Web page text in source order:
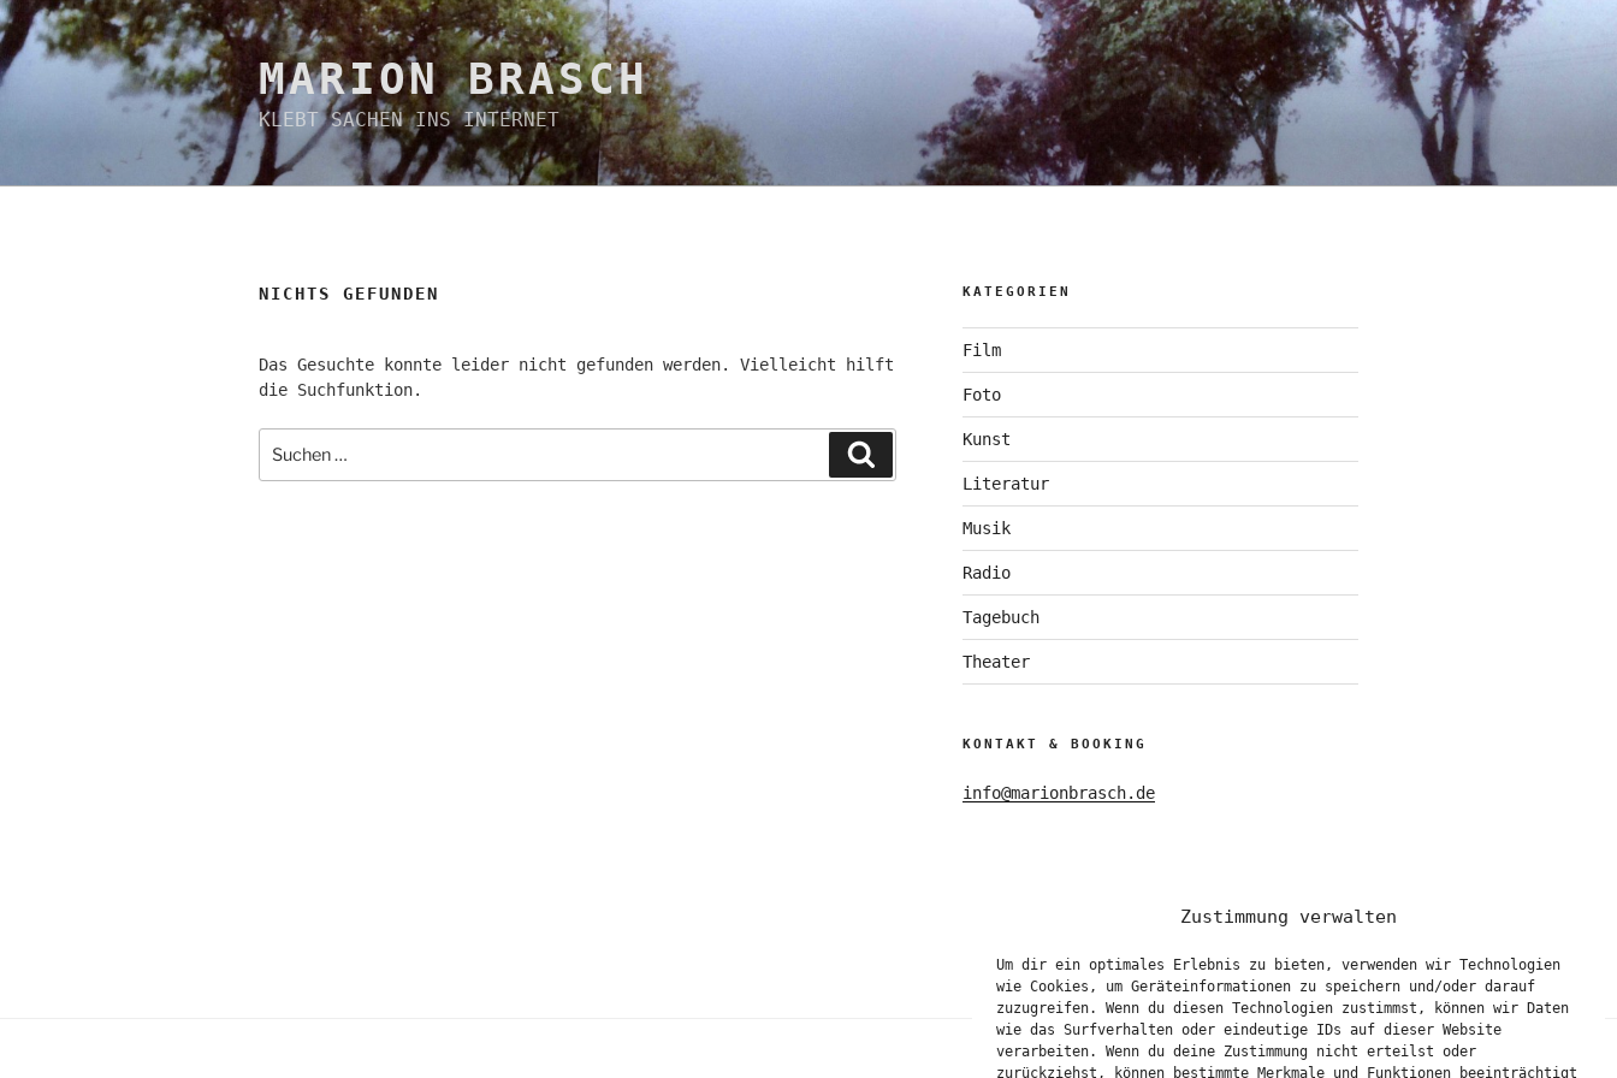
Zustimmung verwalten
Um dir ein optimales Erlebnis zu bieten, verwenden wir Technologien
wie Cookies, um Geräteinformationen zu speichern und/oder darauf
zuzugreifen. Wenn du diesen Technologien zustimmst, können wir Daten
wie das Surfverhalten oder eindeutige IDs auf dieser Website
verarbeiten. Wenn du deine Zustimmung nicht erteilst oder
zurückziehst, können bestimmte Merkmale und Funktionen beeinträchtigt
Zum
Inhalt
springen
MARION BRASCH
KLEBT SACHEN INS INTERNET
NICHTS GEFUNDEN
Das Gesuchte konnte leider nicht gefunden werden. Vielleicht hilft
die Suchfunktion.
nach:
KATEGORIEN
Film
Foto
Kunst
Literatur
Musik
Radio
Tagebuch
Theater
KONTAKT & BOOKING
info@marionbrasch.de